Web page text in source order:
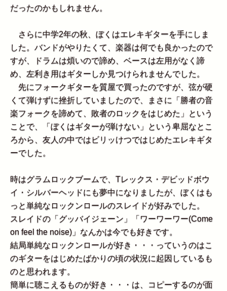
だったのかもしれません。
さらに中学2年の秋、ぼくはエレキギターを手にしま
した。バンドがやりたくて、楽器は何でも良かったので
すが、ドラムは煩いので諦め、ベースは左用がなく諦
め、左利き用はギターしか見つけられませんでした。
先にフォークギターを質屋で買ったのですが、弦が硬
くて弾けずに挫折していましたので、まさに「勝者の音
楽フォークを諦めて、敗者のロックをはじめた」という
ことで、「ぼくはギターが弾けない」という卑屈なとこ
ろから、友人の中ではビリッけつではじめたエレキギタ
ーでした。
時はグラムロックブームで、Tレックス・デビッドボウ
イ・シルバーヘッドにも夢中になりましたが、ぼくはも
っと単純なロックンロールのスレイドが好みでした。
スレイドの「グッバイジェーン」「ワーワーワー(Come
on feel the noise)」なんかは今でも好きです。
結局単純なロックンロールが好き・・・っていうのはこ
のギターをはじめたばかりの頃の状況に起因しているも
のと思われます。
簡単に聴こえるものが好き・・・は、コピーするのが面